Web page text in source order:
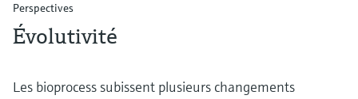
Perspectives
Évolutivité
Les bioprocess subissent plusieurs changements